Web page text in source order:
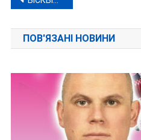
записів
ПОВ'ЯЗАНІ НОВИНИ